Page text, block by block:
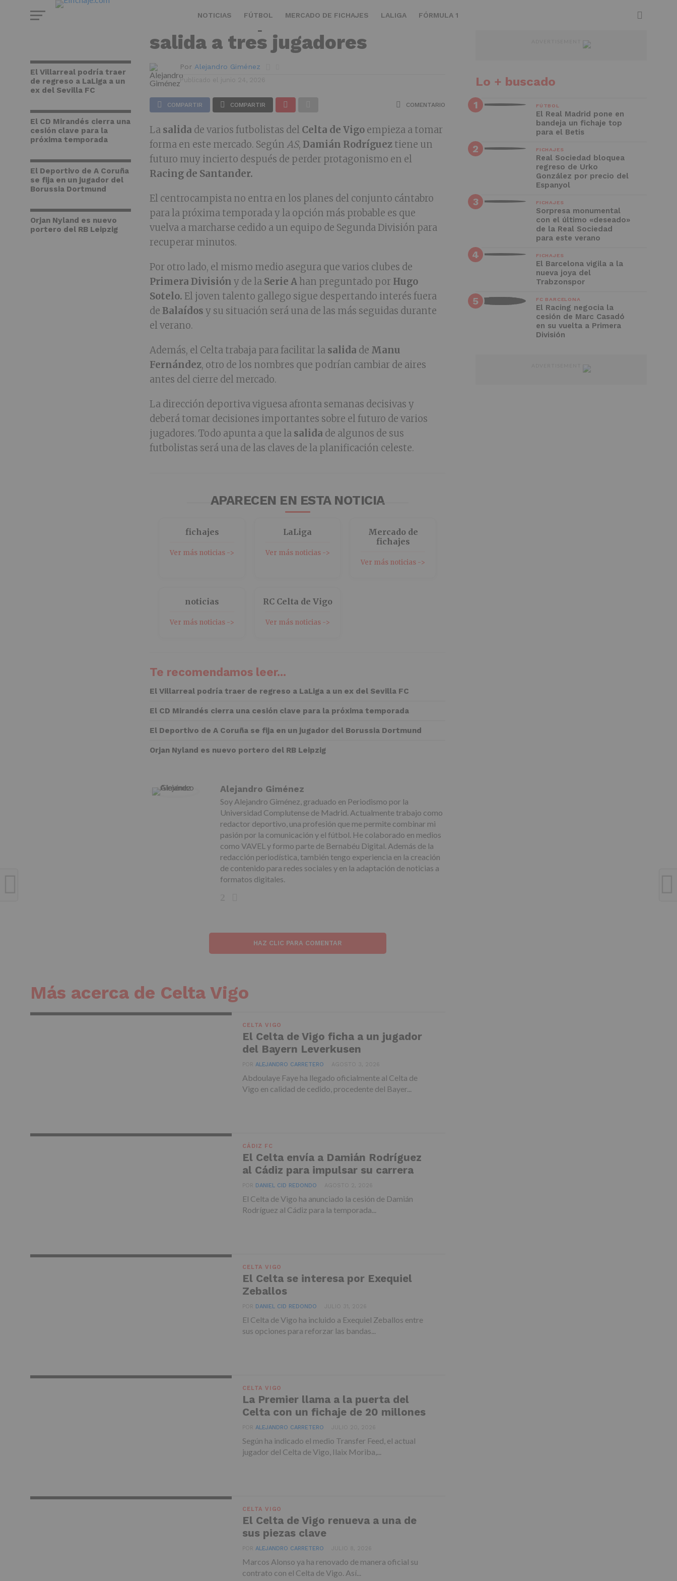
NOTICIAS FÚTBOL MERCADO DE FICHAJES LALIGA FÓRMULA 1
El Villarreal podría traer
de regreso a LaLiga a un
ex del Sevilla FC
El CD Mirandés cierra una
cesión clave para la
próxima temporada
El Deportivo de A Coruña
se fija en un jugador del
Borussia Dortmund
Orjan Nyland es nuevo
portero del RB Leipzig
El Celta dispuesto a darle
salida a tres jugadores
Por Alejandro Giménez
Publicado el
COMPARTIR COMPARTIR COMENTARIO
La salida de varios futbolistas del Celta de Vigo empieza a tomar
forma en este mercado. SegúnAS,Damián Rodríguez tiene un
futuro muy incierto después de perder protagonismo en el
Racing de Santander.
El centrocampista no entra en los planes del conjunto cántabro
para la próxima temporada y la opción más probable es que
vuelva a marcharse cedido a un equipo de Segunda División para
recuperar minutos.
Por otro lado, el mismo medio asegura que varios clubes de
Primera División y de la Serie A han preguntado por Hugo
Sotelo. El joven talento gallego sigue despertando interés fuera
deBalaídosy su situación será una de las más seguidas durante
el verano.
Además, el Celta trabaja para facilitar la salida de Manu
Fernández, otro de los nombres que podrían cambiar de aires
antes del cierre del mercado.
La dirección deportiva viguesa afronta semanas decisivas y
deberá tomar decisiones importantes sobre el futuro de varios
jugadores. Todo apunta a que la salida de algunos de sus
futbolistas será una de las claves de la planificación celeste.
APARECEN EN ESTA NOTICIA
fichajes
Ver más noticias ->
LaLiga
Ver más noticias ->
Mercado de
fichajes
Ver más noticias ->
noticias
Ver más noticias ->
RC Celta de Vigo
Ver más noticias ->
Te recomendamos leer...
El Villarreal podría traer de regreso a LaLiga a un ex del Sevilla FC
El CD Mirandés cierra una cesión clave para la próxima temporada
El Deportivo de A Coruña se fija en un jugador del Borussia Dortmund
Orjan Nyland es nuevo portero del RB Leipzig
Alejandro Giménez
Soy Alejandro Giménez, graduado en Periodismo por la
Universidad Complutense de Madrid. Actualmente trabajo como
redactor deportivo, una profesión que me permite combinar mi
pasión por la comunicación y el fútbol. He colaborado en medios
como VAVEL y formo parte de Bernabéu Digital. Además de la
redacción periodística, también tengo experiencia en la creación
de contenido para redes sociales y en la adaptación de noticias a
formatos digitales.
HAZ CLIC PARA COMENTAR
Más acerca de Celta Vigo
CELTA VIGO
El Celta de Vigo ficha a un jugador
del Bayern Leverkusen
PORALEJANDRO CARRETERO AGOSTO 3, 2026
Abdoulaye Faye ha llegado oficialmente al Celta de
Vigo en calidad de cedido, procedente del Bayer...
CÁDIZ FC
El Celta envía a Damián Rodríguez
al Cádiz para impulsar su carrera
POR DANIEL CID REDONDO AGOSTO 2, 2026
El Celta de Vigo ha anunciado la cesión de Damián
Rodríguez al Cádiz para la temporada...
CELTA VIGO
El Celta se interesa por Exequiel
Zeballos
POR DANIEL CID REDONDO JULIO 31, 2026
El Celta de Vigo ha incluido a Exequiel Zeballos entre
sus opciones para reforzar las bandas...
CELTA VIGO
La Premier llama a la puerta del
Celta con un fichaje de 20 millones
PORALEJANDRO CARRETERO JULIO 20, 2026
Según ha indicado el medio Transfer Feed, el actual
jugador del Celta de Vigo, Ilaix Moriba,...
CELTA VIGO
El Celta de Vigo renueva a una de
sus piezas clave
PORALEJANDRO CARRETERO JULIO 8, 2026
Marcos Alonso ya ha renovado de manera oficial su
contrato con el Celta de Vigo. Así...
Lo + buscado
FÚTBOL
El Real Madrid pone en
bandeja un fichaje top
para el Betis
FICHAJES
Real Sociedad bloquea
regreso de Urko
González por precio del
Espanyol
FICHAJES
Sorpresa monumental
con el último «deseado»
de la Real Sociedad
para este verano
FICHAJES
El Barcelona vigila a la
nueva joya del
Trabzonspor
FC BARCELONA
El Racing negocia la
cesión de Marc Casadó
en su vuelta a Primera
División